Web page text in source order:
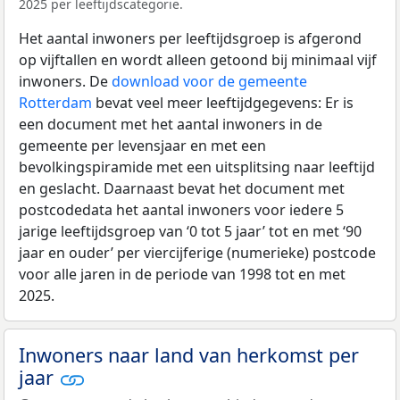
2025 per leeftijdscategorie.
Het aantal inwoners per leeftijdsgroep is afgerond
op vijftallen en wordt alleen getoond bij minimaal vijf
inwoners. Dedownload voor de gemeente
Rotterdam bevat veel meer leeftijdgegevens: Er is
een document met het aantal inwoners in de
gemeente per levensjaar en met een
bevolkingspiramide met een uitsplitsing naar leeftijd
en geslacht. Daarnaast bevat het document met
postcodedata het aantal inwoners voor iedere 5
jarige leeftijdsgroep van ‘0 tot 5 jaar’ tot en met ‘90
jaar en ouder’ per viercijferige (numerieke) postcode
voor alle jaren in de periode van 1998 tot en met
2025.
Inwoners naar land van herkomst per
jaar